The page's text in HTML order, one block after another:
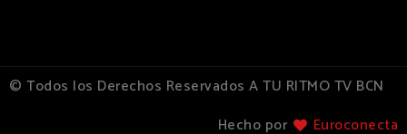
© Todos los Derechos Reservados A TU RITMO TV BCN
Hecho por
Euroconecta